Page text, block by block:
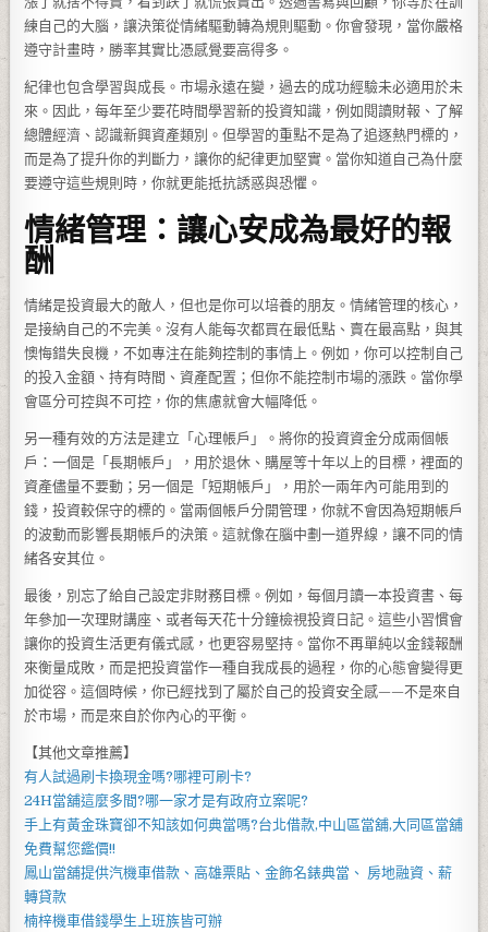
練自己的大腦，讓決策從情緒驅動轉為規則驅動。你會發現，當你嚴格
遵守計畫時，勝率其實比憑感覺要高得多。
紀律也包含學習與成長。市場永遠在變，過去的成功經驗未必適用於未
來。因此，每年至少要花時間學習新的投資知識，例如閱讀財報、了解
總體經濟、認識新興資產類別。但學習的重點不是為了追逐熱門標的，
而是為了提升你的判斷力，讓你的紀律更加堅實。當你知道自己為什麼
要遵守這些規則時，你就更能抵抗誘惑與恐懼。
情緒管理：讓心安成為最好的報
酬
情緒是投資最大的敵人，但也是你可以培養的朋友。情緒管理的核心，
是接納自己的不完美。沒有人能每次都買在最低點、賣在最高點，與其
懊悔錯失良機，不如專注在能夠控制的事情上。例如，你可以控制自己
的投入金額、持有時間、資產配置；但你不能控制市場的漲跌。當你學
會區分可控與不可控，你的焦慮就會大幅降低。
另一種有效的方法是建立「心理帳戶」。將你的投資資金分成兩個帳
戶：一個是「長期帳戶」，用於退休、購屋等十年以上的目標，裡面的
資產儘量不要動；另一個是「短期帳戶」，用於一兩年內可能用到的
錢，投資較保守的標的。當兩個帳戶分開管理，你就不會因為短期帳戶
的波動而影響長期帳戶的決策。這就像在腦中劃一道界線，讓不同的情
緒各安其位。
最後，別忘了給自己設定非財務目標。例如，每個月讀一本投資書、每
年參加一次理財講座、或者每天花十分鐘檢視投資日記。這些小習慣會
讓你的投資生活更有儀式感，也更容易堅持。當你不再單純以金錢報酬
來衡量成敗，而是把投資當作一種自我成長的過程，你的心態會變得更
加從容。這個時候，你已經找到了屬於自己的投資安全感——不是來自
於市場，而是來自於你內心的平衡。
【其他文章推薦】
有人試過刷卡換現金嗎?哪裡可刷卡?
24H當舖這麼多間?哪一家才是有政府立案呢?
手上有黃金珠寶卻不知該如何典當嗎?台北借款,中山區當舖,大同區當舖
免費幫您鑑價!!
鳳山當舖提供汽機車借款、高雄票貼、金飾名錶典當、 房地融資、薪
轉貸款
楠梓機車借錢學生上班族皆可辦